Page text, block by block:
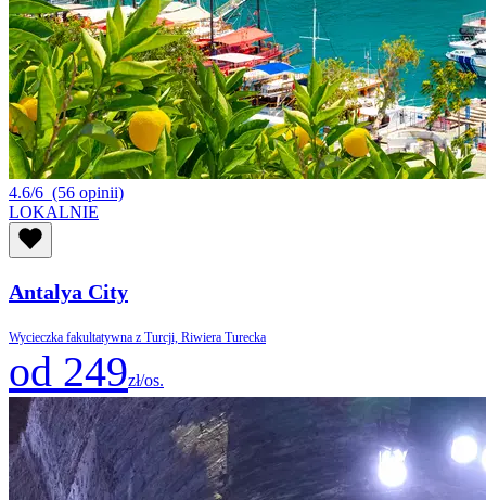
4.6/6 (56 opinii)
LOKALNIE
Antalya City
Wycieczka fakultatywna z Turcji, Riwiera Turecka
od 249zł/os.